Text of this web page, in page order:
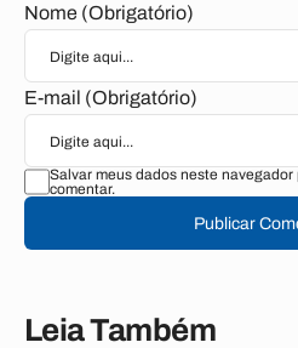
Nome (Obrigatório)
E-mail (Obrigatório)
Salvar meus dados neste
comentar.
Publicar
Leia Também